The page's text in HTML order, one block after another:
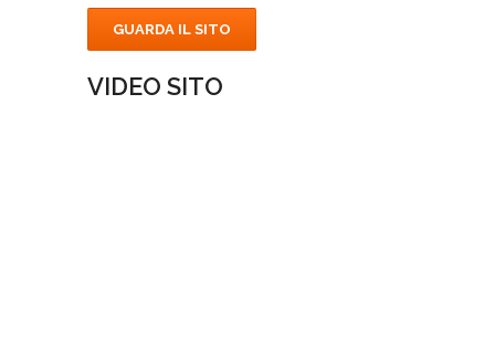
GUARDA IL SITO
VIDEO SITO